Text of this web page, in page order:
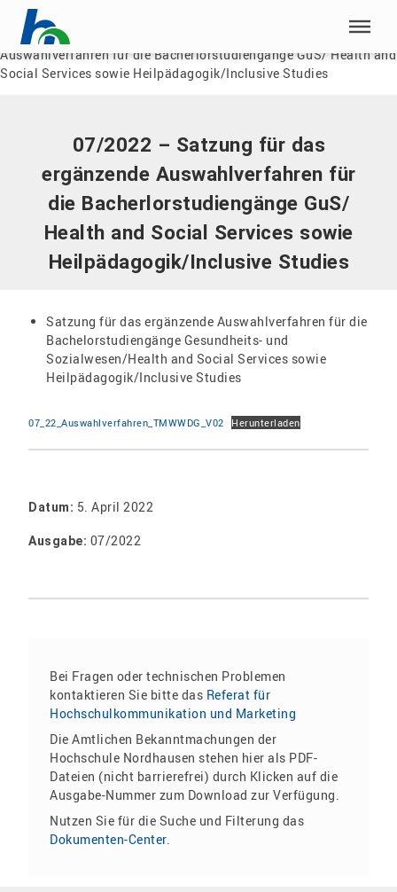
Menü überspringen
Menü überspringen
Home |Dokumente
07/2022 – Satzung für das ergänzende
Auswahlverfahren für die Bacherlorstudiengänge GuS/ Health and
Social Services sowie Heilpädagogik/Inclusive Studies
07/2022 – Satzung für das
ergänzende Auswahlverfahren für
die Bacherlorstudiengänge GuS/
Health and Social Services sowie
Heilpädagogik/Inclusive Studies
Satzung für das ergänzende Auswahlverfahren für die
Bachelorstudiengänge Gesundheits- und
Sozialwesen/Health and Social Services sowie
Heilpädagogik/Inclusive Studies
07_22_Auswahlverfahren_TMWWDG_V02 Herunterladen
Datum: 5. April 2022
Ausgabe: 07/2022
Bei Fragen oder technischen Problemen
kontaktieren Sie bitte das Referat für
Hochschulkommunikation und Marketing
Die Amtlichen Bekanntmachungen der
Hochschule Nordhausen stehen hier als PDF-
Dateien (nicht barrierefrei) durch Klicken auf die
Ausgabe-Nummer zum Download zur Verfügung.
Nutzen Sie für die Suche und Filterung das
Dokumenten-Center.